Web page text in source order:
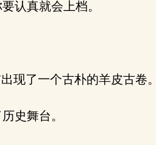
认真就会上档。
现了一个古朴的羊皮古卷。
史舞台。